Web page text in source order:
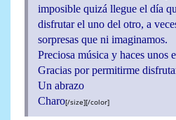
imposible quizá llegue el día
disfrutar el uno del otro, a
sorpresas que ni imaginamos.
Preciosa música y haces unos
Gracias por permitirme
Un abrazo
Charo[/size][/color]